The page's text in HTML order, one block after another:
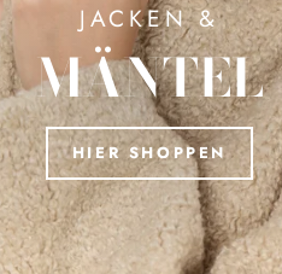
JACKEN &
MÄNTEL
HIER SHOPPEN